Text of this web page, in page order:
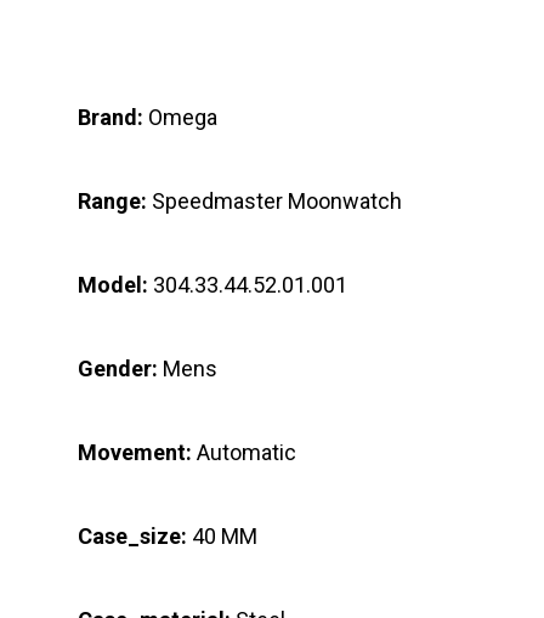
Brand: Omega
Range: Speedmaster Moonwatch
Model: 304.33.44.52.01.001
Gender: Mens
Movement: Automatic
Case_size: 40 MM